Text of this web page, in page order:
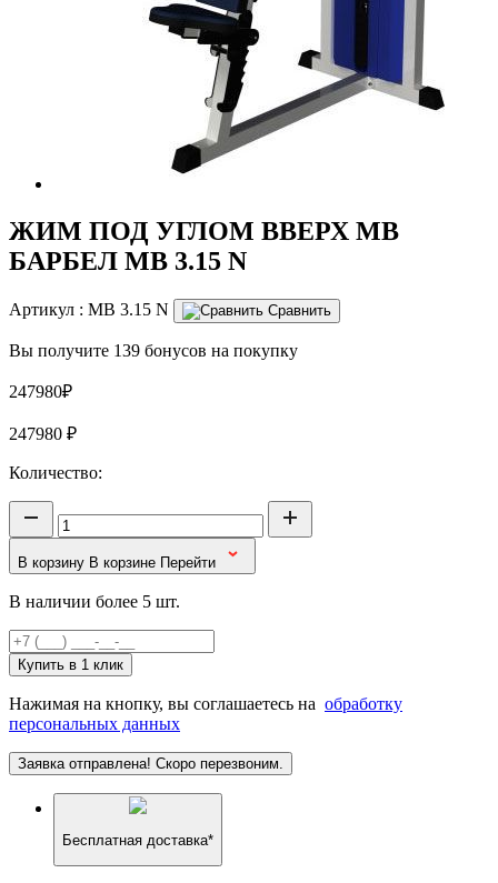
ЖИМ ПОД УГЛОМ ВВЕРХ MB
БАРБЕЛ MB 3.15 N
Артикул : MB 3.15 N Сравнить
Вы получите 139 бонусов на покупку
247980₽
247980 ₽
Количество:
В корзину В корзине Перейти
В наличии более 5 шт.
Купить в 1 клик
Нажимая на кнопку, вы соглашаетесь на обработку
персональных данных
Заявка отправлена! Скоро перезвоним.
Бесплатная доставка*